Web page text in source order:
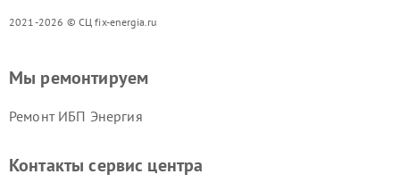
2021-2026 © СЦ fix-energia.ru
Мы ремонтируем
Ремонт ИБП Энергия
Контакты сервис центра